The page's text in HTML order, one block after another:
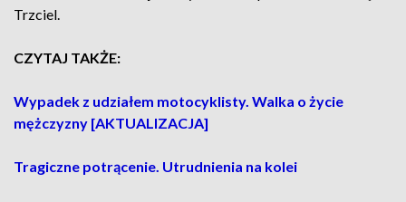
Trzciel.
CZYTAJ TAKŻE:
Wypadek z udziałem motocyklisty. Walka o życie
mężczyzny [AKTUALIZACJA]
Tragiczne potrącenie. Utrudnienia na kolei